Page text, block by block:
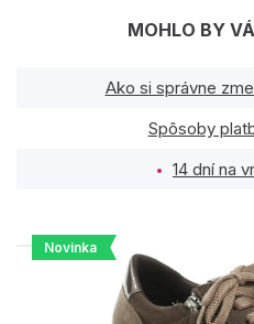
MOHLO BY
Ako si správne
Spôsoby
14 dní na
PODOBNÉ
Novinka